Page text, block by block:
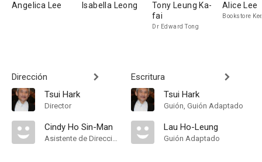
Angelica Lee Isabella Leong
Tony Leung Ka-
fai
Dr Edward Tong
Alice Lee
Bookstore
Dirección
Tsui Hark
Director
Cindy Ho Sin-Man
Asistente de Dirección
Escritura
Tsui Hark
Guión, Guión Adaptado
Lau Ho-Leung
Guión Adaptado